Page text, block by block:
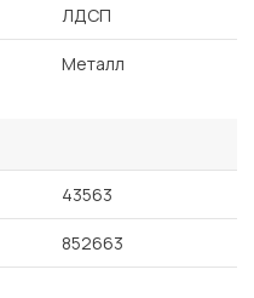
ЛДСП
Металл
43563
852663